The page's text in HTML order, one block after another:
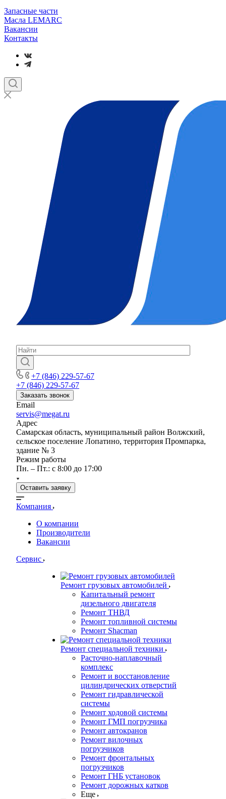
Запасные части
Масла LEMARC
Вакансии
Контакты
+7 (846) 229-57-67
+7 (846) 229-57-67
Заказать звонок
Email
servis@megat.ru
Адрес
Самарская область, муниципальный район Волжский,
сельское поселение Лопатино, территория Промпарка,
здание № 3
Режим работы
Пн. – Пт.: с 8:00 до 17:00
Оставить заявку
Компания
О компании
Производители
Вакансии
Сервис
Ремонт грузовых автомобилей
Капитальный ремонт
дизельного двигателя
Ремонт ТНВД
Ремонт топливной системы
Ремонт Shacman
Ремонт специальной техники
Расточно-наплавочный
комплекс
Ремонт и восстановление
цилиндрических отверстий
Ремонт гидравлической
системы
Ремонт ходовой системы
Ремонт ГМП погрузчика
Ремонт автокранов
Ремонт вилочных
погрузчиков
Ремонт фронтальных
погрузчиков
Ремонт ГНБ установок
Ремонт дорожных катков
Еще